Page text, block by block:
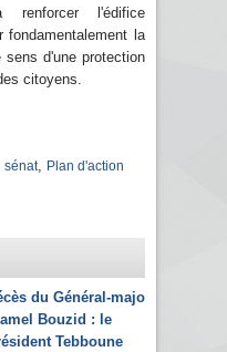
renforcer l'édifice
fondamentalement la
d'une protection
citoyens.
sénat, Plan d'action
du Général-major
Bouzid : le
Tebboune